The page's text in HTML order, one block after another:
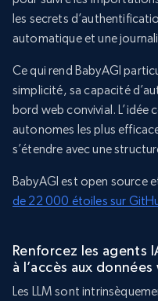
les secrets
automatique et une
Ce qui rend BabyAGI
simplicité, sa capacité
bord web convivial. L’idée
autonomes les plus
s’étendre avec une
BabyAGI est open source
de 22 000 étoiles sur
Renforcez les agents
à l’accès aux données
Les LLM sont